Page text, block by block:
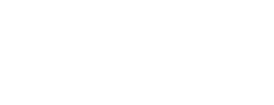
и